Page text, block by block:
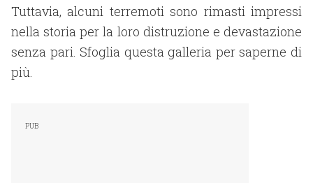
Tuttavia, alcuni terremoti sono rimasti impressi
nella storia per la loro distruzione e devastazione
senza pari. Sfoglia questa galleria per saperne di
più.